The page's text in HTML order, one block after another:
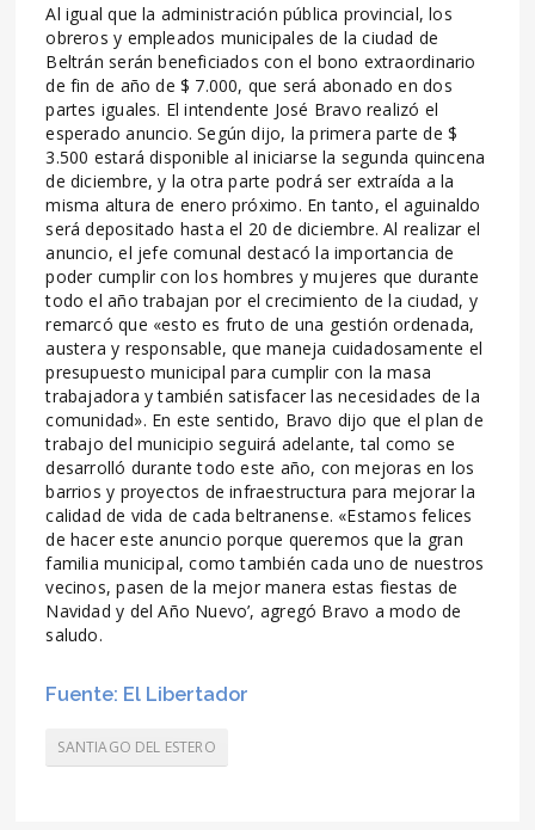
Al igual que la administración pública provincial, los
obreros y empleados municipales de la ciudad de
Beltrán serán beneficiados con el bono extraordinario
de fin de año de $ 7.000, que será abonado en dos
partes iguales. El intendente José Bravo realizó el
esperado anuncio. Según dijo, la primera parte de $
3.500 estará disponible al iniciarse la segunda quincena
de diciembre, y la otra parte podrá ser extraída a la
misma altura de enero próximo. En tanto, el aguinaldo
será depositado hasta el 20 de diciembre. Al realizar el
anuncio, el jefe comunal destacó la importancia de
poder cumplir con los hombres y mujeres que durante
todo el año trabajan por el crecimiento de la ciudad, y
remarcó que «esto es fruto de una gestión ordenada,
austera y responsable, que maneja cuidadosamente el
presupuesto municipal para cumplir con la masa
trabajadora y también satisfacer las necesidades de la
comunidad». En este sentido, Bravo dijo que el plan de
trabajo del municipio seguirá adelante, tal como se
desarrolló durante todo este año, con mejoras en los
barrios y proyectos de infraestructura para mejorar la
calidad de vida de cada beltranense. «Estamos felices
de hacer este anuncio porque queremos que la gran
familia municipal, como también cada uno de nuestros
vecinos, pasen de la mejor manera estas fiestas de
Navidad y del Año Nuevo’, agregó Bravo a modo de
saludo.
Fuente: El Libertador
SANTIAGO DEL ESTERO